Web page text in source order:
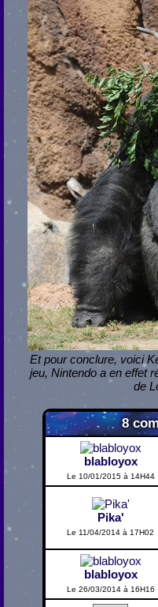
Et pour conclure, voici
jeu, Nintendo a en effet
de
8
blabloyox
Le 10/01/2015 à 14H44
Pika'
Le 11/04/2014 à 17H02
blabloyox
Le 26/03/2014 à 16H16